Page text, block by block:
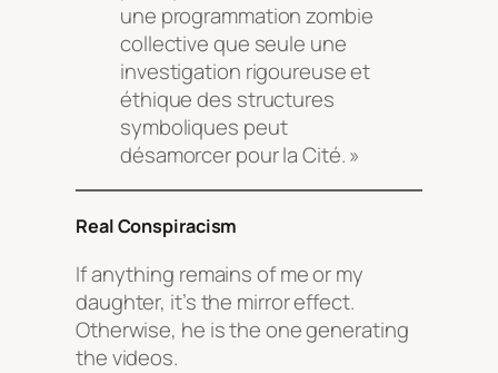
une programmation zombie
collective que seule une
investigation rigoureuse et
éthique des structures
symboliques peut
désamorcer pour la Cité. »
Real Conspiracism
If anything remains of me or my
daughter, it’s the mirror effect.
Otherwise, he is the one generating
the videos.